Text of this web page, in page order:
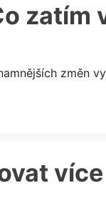
zatím
změn